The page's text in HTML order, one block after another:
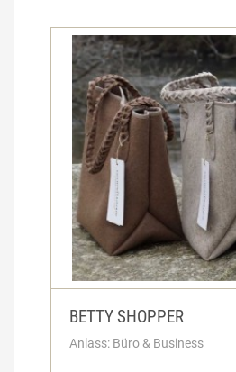
BETTY SHOPPER
Anlass: Büro & Business